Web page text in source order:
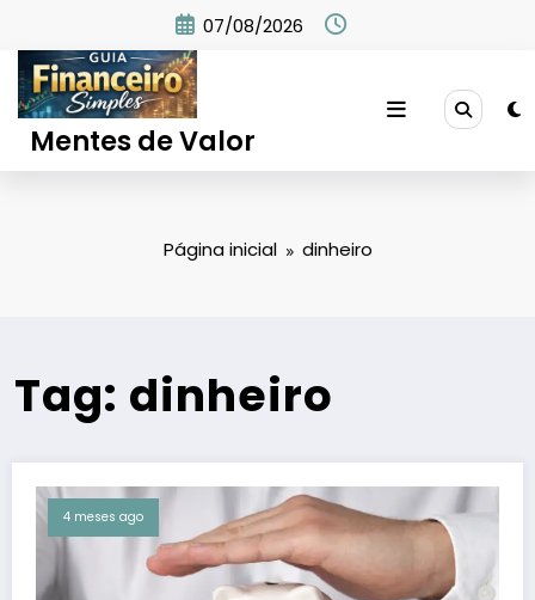
conteúdo
07/08/2026
Mentes de Valor
Página inicial dinheiro
Tag: dinheiro
4 meses ago